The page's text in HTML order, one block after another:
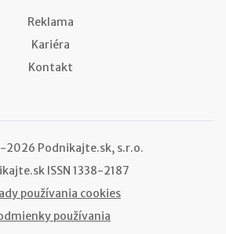
Reklama
Kariéra
Kontakt
Podnikajte.sk, s.r.o.
ISSN 1338-2187
používania cookies
používania